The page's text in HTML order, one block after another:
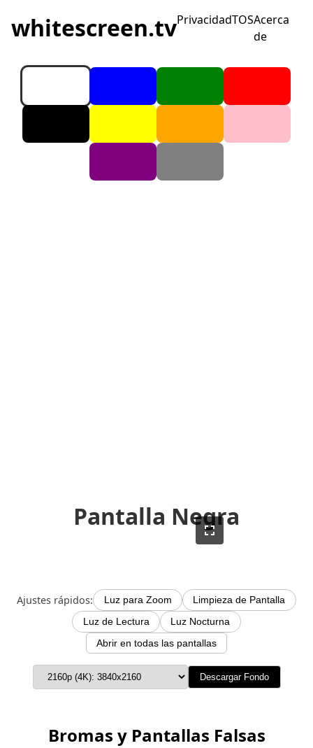
whitescreen.tvPrivacidadTOSAcerca
de
Pantalla Negra
Ajustes rápidos: Luz para Zoom
Limpieza de Pantalla
Luz de Lectura
Luz Nocturna
Abrir en todas las pantallas
Descargar Fondo
Bromas y Pantallas Falsas